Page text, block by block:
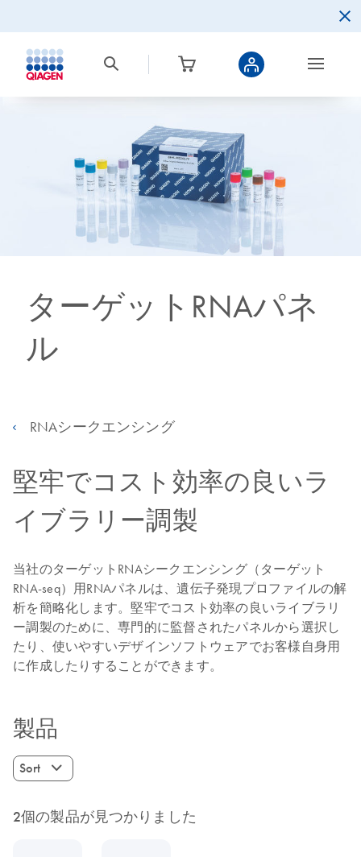
ターゲットRNAパネ
ル
RNAシークエンシング
堅牢でコスト効率の良いラ
イブラリー調製
当社のターゲットRNAシークエンシング（ターゲット
RNA-seq）用RNAパネルは、遺伝子発現プロファイルの解
析を簡略化します。堅牢でコスト効率の良いライブラリ
ー調製のために、専門的に監督されたパネルから選択し
たり、使いやすいデザインソフトウェアでお客様自身用
に作成したりすることができます。
製品
Sort
2個の製品が見つかりました